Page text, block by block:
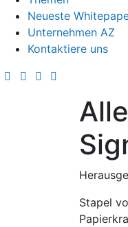
Neueste
Unternehmen AZ
Kontaktiere uns
Stapel